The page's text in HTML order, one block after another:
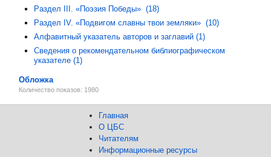
Раздел III. «Поэзия Победы» (18)
Раздел IV. «Подвигом славны твои земляки» (10)
Алфавитный указатель авторов и заглавий (1)
Сведения о рекомендательном библиографическом
указателе (1)
Обложка
Количество показов: 1980
Главная
О ЦБС
Читателям
Информационные ресурсы